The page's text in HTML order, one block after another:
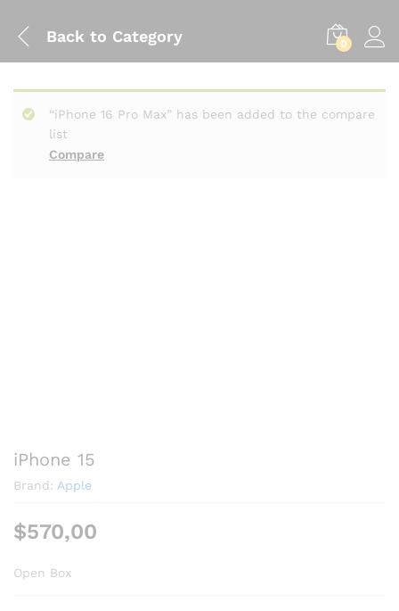
Back to Category 0
Compare
“iPhone 16 Pro Max” has been added to the compare
list
iPhone 15
Brand: Apple
$570,00
Open Box